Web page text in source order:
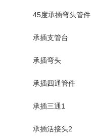
45度承插弯头管件
承插支管台
承插弯头
承插四通管件
承插三通1
承插活接头2